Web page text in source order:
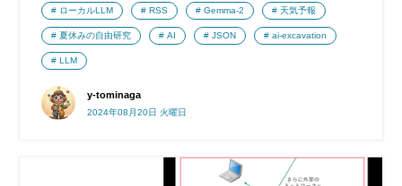
y-tominaga
2024年08月20日 火曜日
ローカルLLM RSS Gemma-2 天気予報
夏休みの自由研究 AI JSON ai-excavation
LLM